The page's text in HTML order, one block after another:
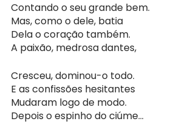
Contando o seu grande bem.
Mas, como o dele, batia
Dela o coração também.
A paixão, medrosa dantes,
Cresceu, dominou-o todo.
E as confissões hesitantes
Mudaram logo de modo.
Depois o espinho do ciúme…